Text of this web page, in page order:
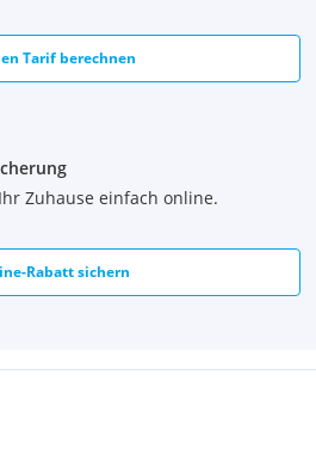
Tarif berechnen
Zuhause einfach online.
Rabatt sichern